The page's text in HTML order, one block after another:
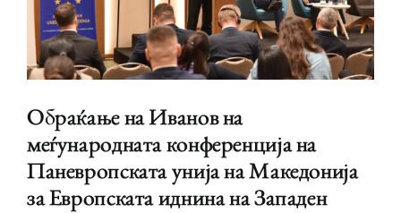
Обраќање на Иванов на
меѓународната конференција на
Паневропската унија на Македонија
за Европската иднина на Западен